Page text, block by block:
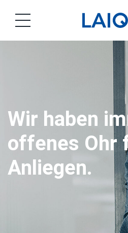
LAIQON
Wir haben
offenes Ohr
Anliegen.